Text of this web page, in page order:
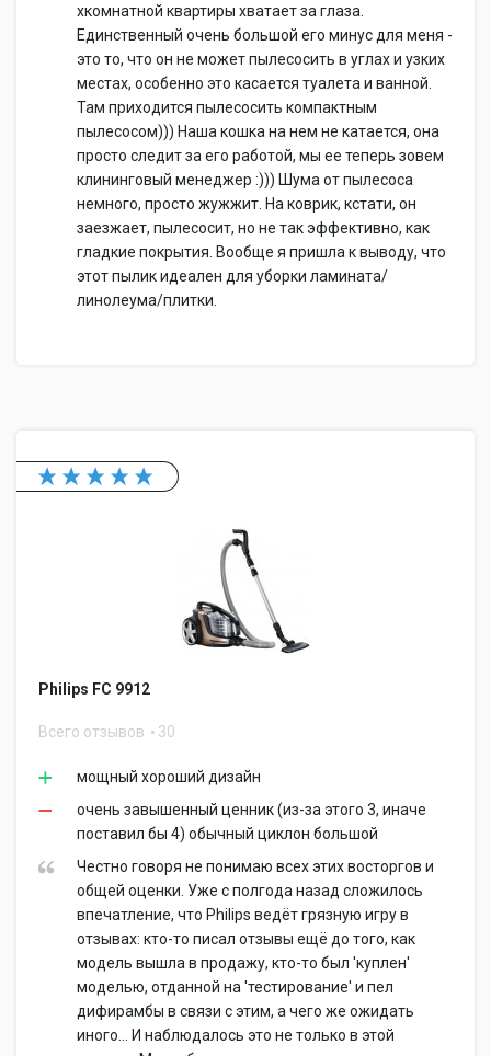
хкомнатной квартиры хватает за глаза.
Единственный очень большой его минус для меня -
это то, что он не может пылесосить в углах и узких
местах, особенно это касается туалета и ванной.
Там приходится пылесосить компактным
пылесосом))) Наша кошка на нем не катается, она
просто следит за его работой, мы ее теперь зовем
клининговый менеджер :))) Шума от пылесоса
немного, просто жужжит. На коврик, кстати, он
заезжает, пылесосит, но не так эффективно, как
гладкие покрытия. Вообще я пришла к выводу, что
этот пылик идеален для уборки ламината/
линолеума/плитки.
Philips FC 9912
Всего отзывов 30
мощный хороший дизайн
очень завышенный ценник (из-за этого 3, иначе
поставил бы 4) обычный циклон большой
Честно говоря не понимаю всех этих восторгов и
общей оценки. Уже с полгода назад сложилось
впечатление, что Philips ведёт грязную игру в
отзывах: кто-то писал отзывы ещё до того, как
модель вышла в продажу, кто-то был 'куплен'
моделью, отданной на 'тестирование' и пел
дифирамбы в связи с этим, а чего же ожидать
иного... И наблюдалось это не только в этой